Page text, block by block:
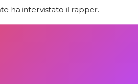
ha intervistato il rapper.